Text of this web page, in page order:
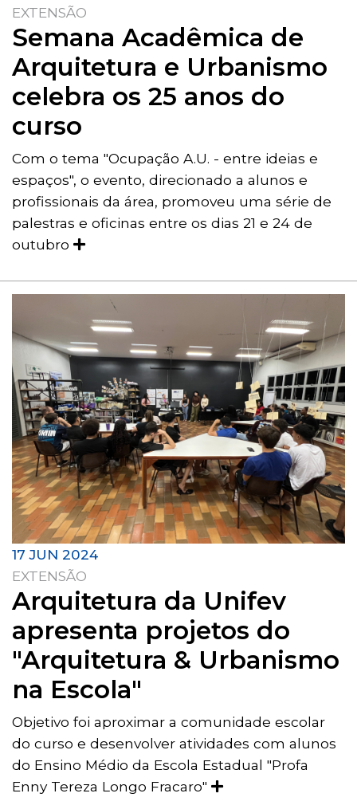
EXTENSÃO
Semana Acadêmica de
Arquitetura e Urbanismo
celebra os 25 anos do
curso
Com o tema "Ocupação A.U. - entre ideias e
espaços", o evento, direcionado a alunos e
profissionais da área, promoveu uma série de
palestras e oficinas entre os dias 21 e 24 de
outubro
17 JUN 2024
EXTENSÃO
Arquitetura da Unifev
apresenta projetos do
"Arquitetura & Urbanismo
na Escola"
Objetivo foi aproximar a comunidade escolar
do curso e desenvolver atividades com alunos
do Ensino Médio da Escola Estadual "Profa
Enny Tereza Longo Fracaro"